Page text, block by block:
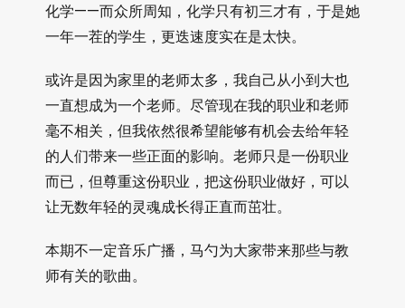
化学——而众所周知，化学只有初三才有，于是她
一年一茬的学生，更迭速度实在是太快。
或许是因为家里的老师太多，我自己从小到大也
一直想成为一个老师。尽管现在我的职业和老师
毫不相关，但我依然很希望能够有机会去给年轻
的人们带来一些正面的影响。老师只是一份职业
而已，但尊重这份职业，把这份职业做好，可以
让无数年轻的灵魂成长得正直而茁壮。
本期不一定音乐广播，马勺为大家带来那些与教
师有关的歌曲。